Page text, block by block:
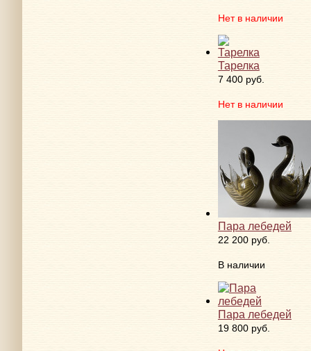
Нет в наличии
Тарелка
7 400 руб.
Нет в наличии
Пара лебедей
22 200 руб.
В наличии
Пара лебедей
19 800 руб.